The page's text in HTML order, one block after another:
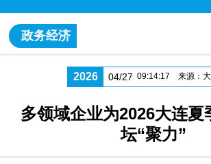
政务经济
2026 04/27 09:14:17 来源：
多领域企业为2026大连夏
坛“聚力”